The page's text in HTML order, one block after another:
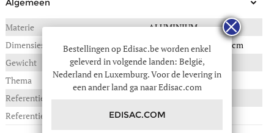
Algemeen
Materie
ALUMINIUM
Dimensies
20(B) x 15(L) x 6(H) in cm
Gewicht
3,000 kg
Thema
Animals
Referentie :
Referentie fabrikant
lunch box large
Bestellingen op Edisac.be worden enkel
geleverd in volgende landen: België,
Nederland en Luxemburg. Voor de levering in
een ander land ga naar Edisac.com
EDISAC.COM